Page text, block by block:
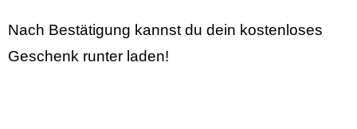
Nach Bestätigung kannst du dein kostenloses
Geschenk runter laden!